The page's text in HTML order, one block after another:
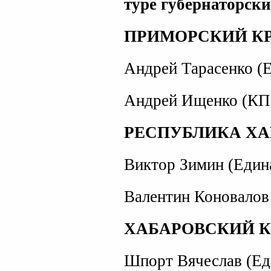
туре
ПРИМОРСКИЙ
Андрей Тарасенко
Андрей Ищенко
РЕСПУБЛИКА
Виктор Зимин
Валентин
ХАБАРОВСКИЙ
Шпорт Вячеслав